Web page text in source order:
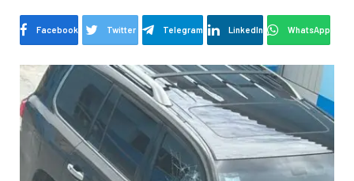
Facebook Twitter Telegram LinkedIn WhatsApp